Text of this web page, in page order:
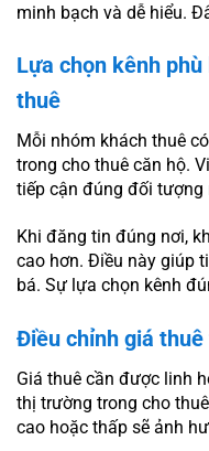
minh bạch và dễ hiểu.
Lựa chọn kênh
thuê
Mỗi nhóm khách thuê
trong cho thuê căn hộ.
tiếp cận đúng đối tượng
Khi đăng tin đúng nơi,
cao hơn. Điều này giúp
bá. Sự lựa chọn kênh
Điều chỉnh giá
Giá thuê cần được linh
thị trường trong cho
cao hoặc thấp sẽ ảnh